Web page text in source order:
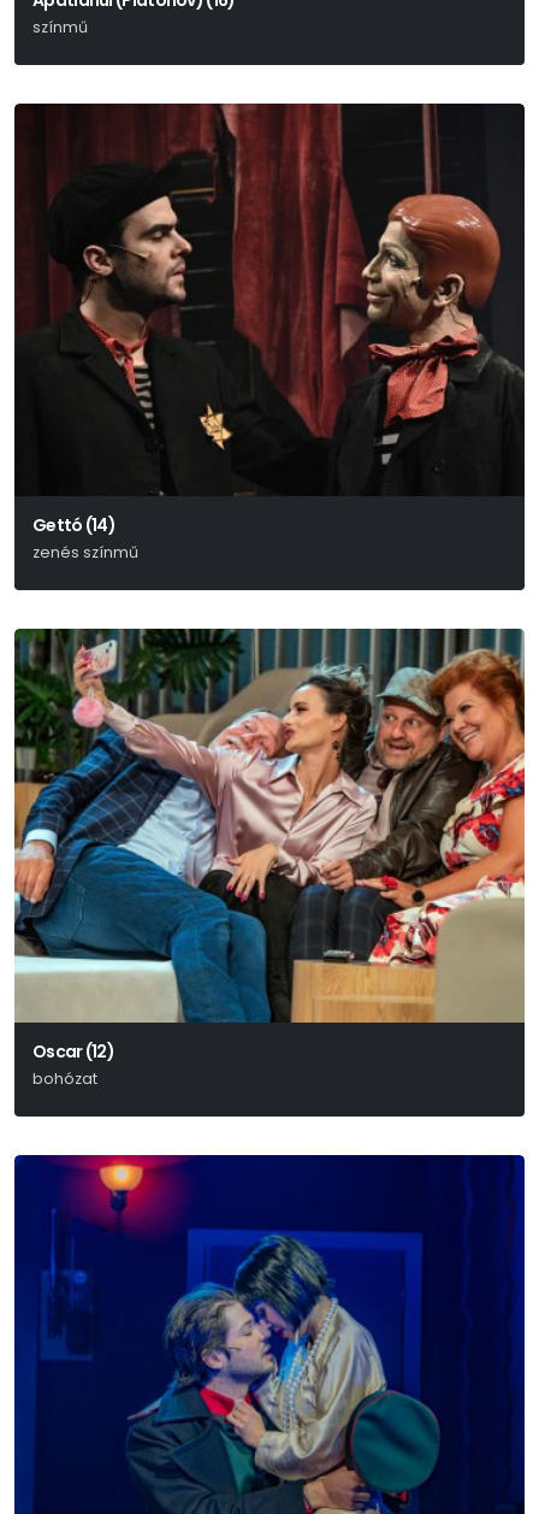
színmű
Gettó (14)
zenés színmű
Oscar (12)
bohózat